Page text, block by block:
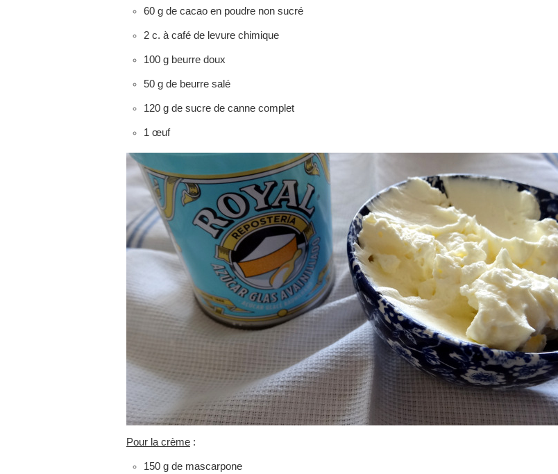
60 g de cacao en poudre non sucré
2 c. à café de levure chimique
100 g beurre doux
50 g de beurre salé
120 g de sucre de canne complet
1 œuf
Pour la crème :
150 g de mascarpone